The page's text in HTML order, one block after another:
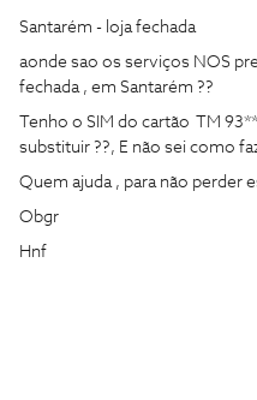
Santarém - loja fechada
aonde sao os serviços NOS
fechada , em Santarém ??
Tenho o SIM do cartão TM
substituir ??, E não sei como
Quem ajuda , para não perder
Obgr
Hnf